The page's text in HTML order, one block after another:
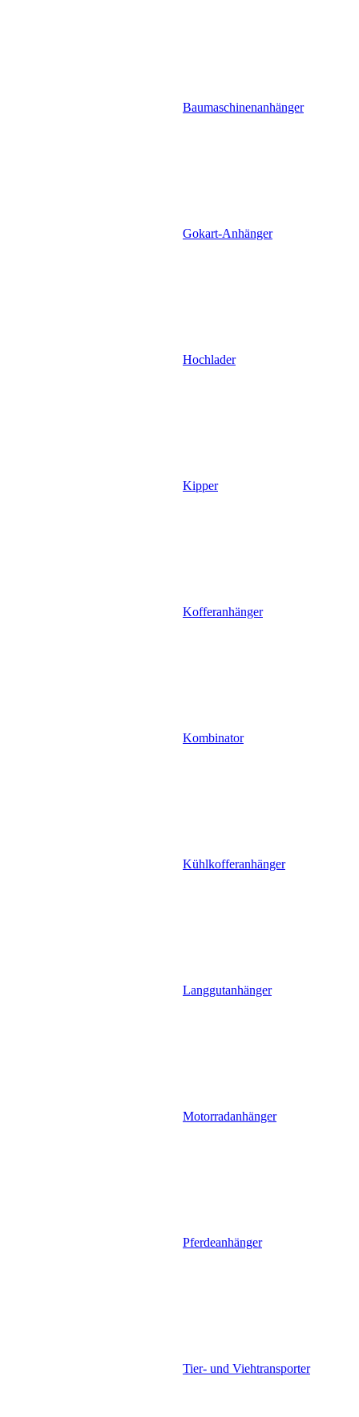
Baumaschinenanhänger
Gokart-Anhänger
Hochlader
Kipper
Kofferanhänger
Kombinator
Kühlkofferanhänger
Langgutanhänger
Motorradanhänger
Pferdeanhänger
Tier- und Viehtransporter